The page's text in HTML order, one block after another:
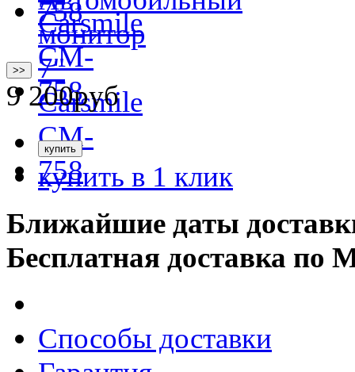
>>
9 200руб
купить в 1 клик
Ближайшие даты
Бесплатная доставка по
Способы доставки